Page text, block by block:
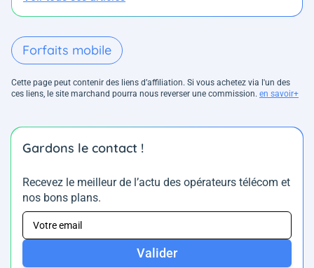
Forfaits mobile
Cette page peut contenir des liens d’affiliation. Si vous achetez via l'un des
ces liens, le site marchand pourra nous reverser une commission. en savoir+
Gardons le contact !
Recevez le meilleur de l’actu des opérateurs télécom et
nos bons plans.
Valider